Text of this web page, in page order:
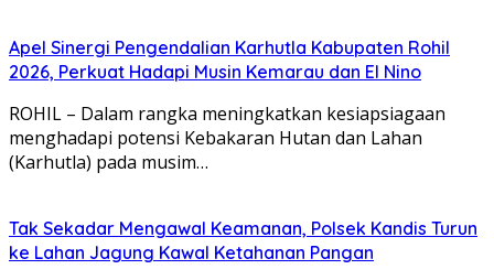
Apel Sinergi Pengendalian Karhutla Kabupaten Rohil
2026, Perkuat Hadapi Musin Kemarau dan El Nino
ROHIL – Dalam rangka meningkatkan kesiapsiagaan
menghadapi potensi Kebakaran Hutan dan Lahan
(Karhutla) pada musim…
Tak Sekadar Mengawal Keamanan, Polsek Kandis Turun
ke Lahan Jagung Kawal Ketahanan Pangan